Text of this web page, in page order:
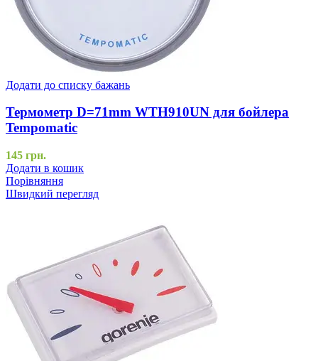
Додати до списку бажань
Термометр D=71mm WTH910UN для бойлера
Tempomatic
145 грн.
Додати в кошик
Порівняння
Швидкий перегляд